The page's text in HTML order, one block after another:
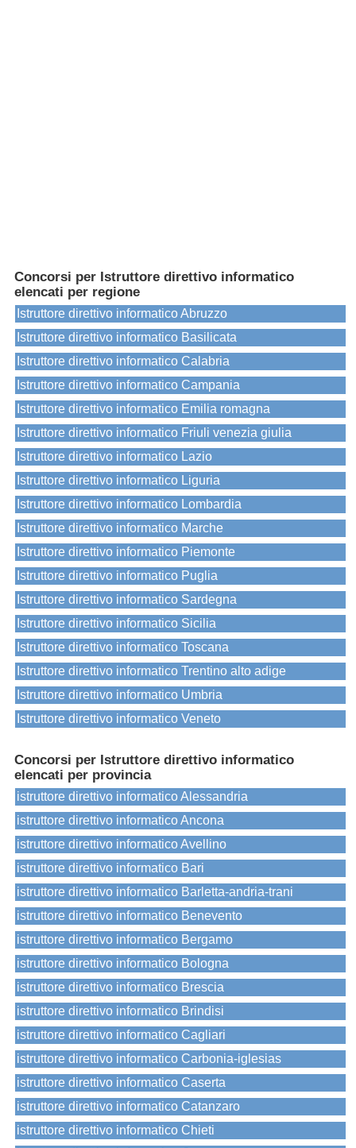
Concorsi per Istruttore direttivo informatico
elencati per regione
Istruttore direttivo informatico Abruzzo
Istruttore direttivo informatico Basilicata
Istruttore direttivo informatico Calabria
Istruttore direttivo informatico Campania
Istruttore direttivo informatico Emilia romagna
Istruttore direttivo informatico Friuli venezia giulia
Istruttore direttivo informatico Lazio
Istruttore direttivo informatico Liguria
Istruttore direttivo informatico Lombardia
Istruttore direttivo informatico Marche
Istruttore direttivo informatico Piemonte
Istruttore direttivo informatico Puglia
Istruttore direttivo informatico Sardegna
Istruttore direttivo informatico Sicilia
Istruttore direttivo informatico Toscana
Istruttore direttivo informatico Trentino alto adige
Istruttore direttivo informatico Umbria
Istruttore direttivo informatico Veneto
Concorsi per Istruttore direttivo informatico
elencati per provincia
istruttore direttivo informatico Alessandria
istruttore direttivo informatico Ancona
istruttore direttivo informatico Avellino
istruttore direttivo informatico Bari
istruttore direttivo informatico Barletta-andria-trani
istruttore direttivo informatico Benevento
istruttore direttivo informatico Bergamo
istruttore direttivo informatico Bologna
istruttore direttivo informatico Brescia
istruttore direttivo informatico Brindisi
istruttore direttivo informatico Cagliari
istruttore direttivo informatico Carbonia-iglesias
istruttore direttivo informatico Caserta
istruttore direttivo informatico Catanzaro
istruttore direttivo informatico Chieti